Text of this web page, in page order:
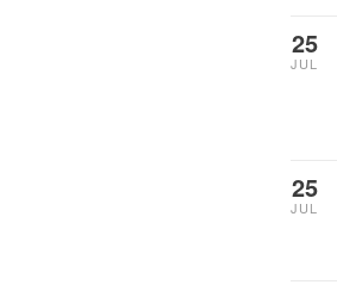
25
JUL
25
JUL